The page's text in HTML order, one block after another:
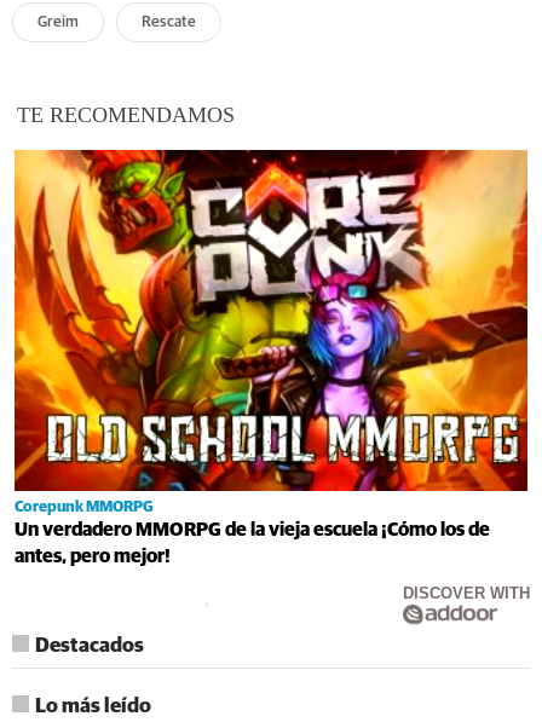
Greim Rescate
TE RECOMENDAMOS
Corepunk MMORPG
Un verdadero MMORPG de la vieja escuela ¡Cómo los de
antes, pero mejor!
DISCOVER WITH
Destacados
Lo más leído